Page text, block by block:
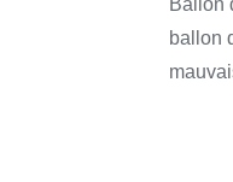
ballon